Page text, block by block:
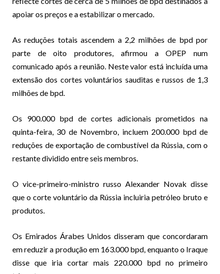
apoiar os preços e a estabilizar o mercado.
As reduções totais ascendem a 2,2 milhões de bpd por
parte de oito produtores, afirmou a OPEP num
comunicado após a reunião. Neste valor está incluída uma
extensão dos cortes voluntários sauditas e russos de 1,3
milhões de bpd.
Os 900.000 bpd de cortes adicionais prometidos na
quinta-feira, 30 de Novembro, incluem 200.000 bpd de
reduções de exportação de combustível da Rússia, com o
restante dividido entre seis membros.
O vice-primeiro-ministro russo Alexander Novak disse
que o corte voluntário da Rússia incluiria petróleo bruto e
produtos.
Os Emirados Árabes Unidos disseram que concordaram
em reduzir a produção em 163.000 bpd, enquanto o Iraque
disse que iria cortar mais 220.000 bpd no primeiro